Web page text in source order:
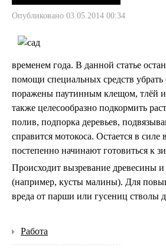
Опубликовано 03.05.2014 00:34
временем года. В данной статье
помощи специальных средств
поражены паутинным клещом, тлёй и
также целесообразно подкормить
полив, подпорка деревьев,
справится мотокоса. Остается в
постепенно начинают готовиться к
Происходит вызревание древесины
(например, кусты малины). Для
вреда от парши или гусениц стволы
Работа